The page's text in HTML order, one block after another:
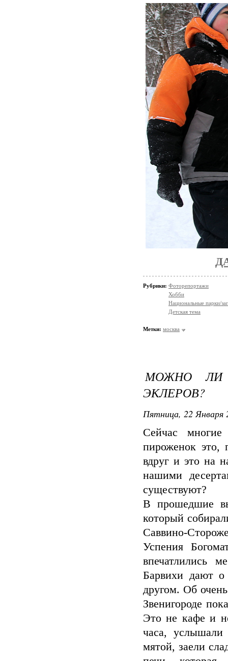
Рубрики: Фоторепортажи
Хобби
Национальные парки/
Детская тема
Метки: москва
МОЖНО ЛИ
ЭКЛЕРОВ?
Пятница, 22 Января
Сейчас
пироженок это,
вдруг и это на
нашими
существуют?
В прошедшие
который
Саввино-
Успения
впечатлились
Барвихи дают о
другом. Об
Звенигороде
Это не кафе и
часа,
мятой, заели